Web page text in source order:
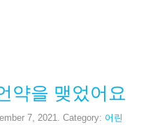
약을 맺었어요
7, 2021. Category: 어린